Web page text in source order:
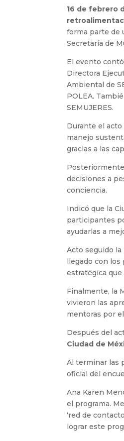
16 de febrero
forma parte de
Secretaría de
El evento
Directora
Ambiental de
POLEA.
SEMUJERES.
Durante el
manejo
gracias a las
decisiones a
conciencia.
Indicó que la
participantes
ayudarlas a
Acto seguido
llegado con los
estratégica
Finalmente, la
vivieron las
mentoras por
Después del
Ciudad de
Al terminar las
oficial del
Ana Karen
el programa.
‘red de
lograr este